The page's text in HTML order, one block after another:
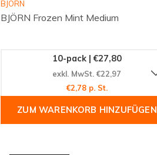
BJORN
BJÖRN Frozen Mint Medium
10-pack | €27,80
exkl. MwSt. €22,97
€2,78 p. St.
ZUM WARENKORB HINZUFÜGEN